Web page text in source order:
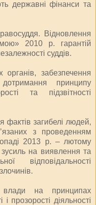
державні фінанси та
Відновлення
2010 р. гарантій
суддів.
забезпечення
дотримання принципу
та підзвітності
фактів загибелі людей,
з проведенням
2013 р. – лютому
на виявлення та
відповідальності
на принципах
прозорості діяльності